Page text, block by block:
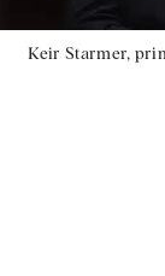
Keir Starmer,